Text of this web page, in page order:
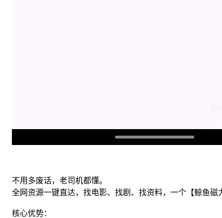
不用多废话，老司机都懂。
全网资源一键直达，找电影、找剧、找资料，一个【鲸鱼磁
核心优势：